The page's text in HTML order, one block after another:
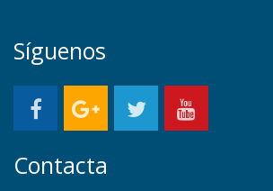
Síguenos
Contacta